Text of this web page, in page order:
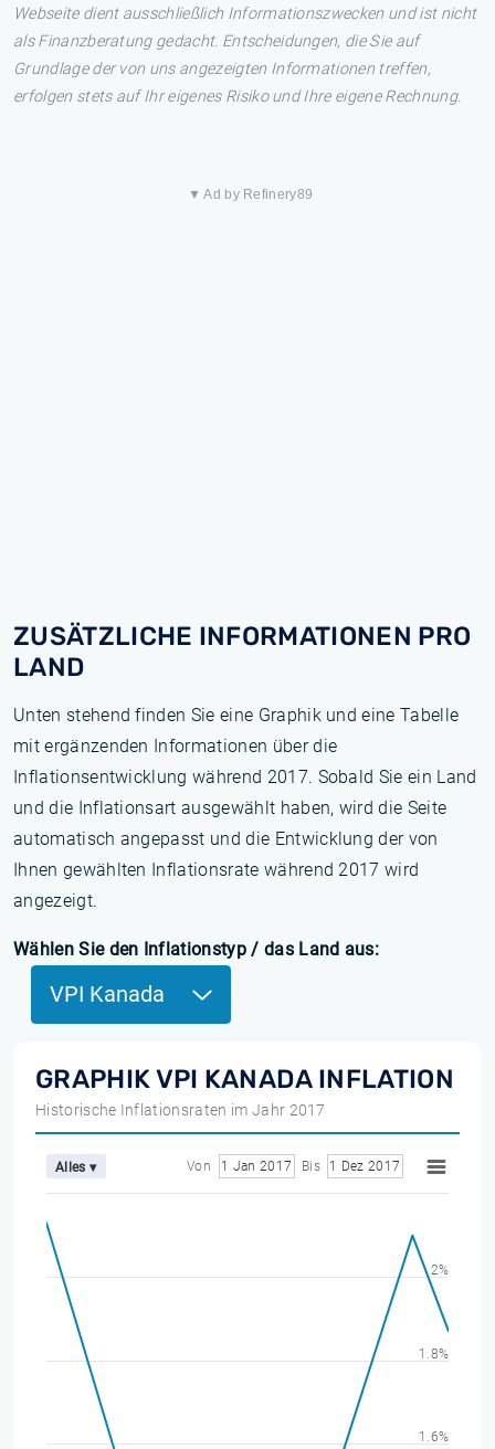
Webseite dient ausschließlich Informationszwecken und ist nicht
als Finanzberatung gedacht. Entscheidungen, die Sie auf
Grundlage der von uns angezeigten Informationen treffen,
erfolgen stets auf Ihr eigenes Risiko und Ihre eigene Rechnung.
▼ Ad by Refinery89
ZUSÄTZLICHE INFORMATIONEN PRO
LAND
Unten stehend finden Sie eine Graphik und eine Tabelle
mit ergänzenden Informationen über die
Inflationsentwicklung während 2017. Sobald Sie ein Land
und die Inflationsart ausgewählt haben, wird die Seite
automatisch angepasst und die Entwicklung der von
Ihnen gewählten Inflationsrate während 2017 wird
angezeigt.
Wählen Sie den Inflationstyp / das Land aus:
VPI Kanada
GRAPHIK VPI KANADA INFLATION
Historische Inflationsraten im Jahr 2017
Alles ▾ Von 1 Jan 2017 Bis 1 Dez 2017
1.6%
1.8%
2%